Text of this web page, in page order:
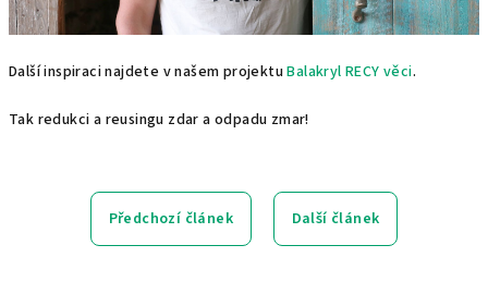
Další inspiraci najdete v našem projektuBalakryl RECY věci.
Tak redukci a reusingu zdar a odpadu zmar!
Předchozí článek Další článek